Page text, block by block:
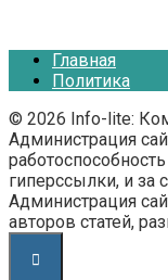
Главная
Политика
© 2026 Info-lite:
Администрация
гиперссылки, и за
Администрация
авторов статей,